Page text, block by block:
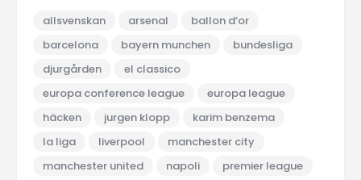
allsvenskan arsenal
ballon d‘or
barcelona
bayern munchen
bundesliga
djurgården
el classico
europa conference league
europa league
häcken
jurgen klopp
karim benzema
la liga
liverpool
manchester city
manchester united
napoli
premier league